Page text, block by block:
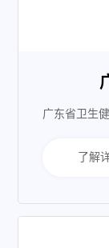
广东省卫生
了解